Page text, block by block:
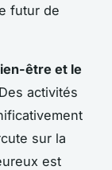
futur de
être et le
activités
sur la
est